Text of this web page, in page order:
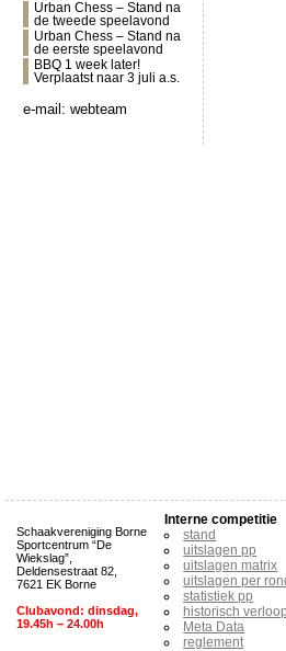
Urban Chess – Stand na
de tweede speelavond
Urban Chess – Stand na
de eerste speelavond
BBQ 1 week later!
Verplaatst naar 3 juli a.s.
e-mail: webteam
Schaakvereniging Borne
Sportcentrum “De
Wiekslag”,
Deldensestraat 82,
7621 EK Borne
Clubavond: dinsdag,
19.45h – 24.00h
Interne competitie
stand
uitslagen pp
uitslagen matrix
uitslagen per
statistiek pp
historisch verloop
Meta Data
reglement